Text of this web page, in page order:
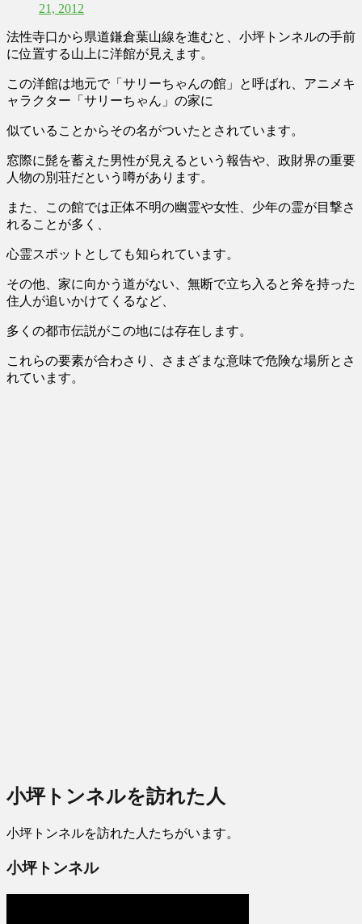
21, 2012
法性寺口から県道鎌倉葉山線を進むと、小坪トンネルの手前
に位置する山上に洋館が見えます。
この洋館は地元で「サリーちゃんの館」
と呼ばれ、アニメキ
ャラクター「サリーちゃん」の家に
似ていることからその名がついたとされています。
窓際に髭を蓄えた男性が見えるという報告や、政財界の重要
人物の別荘だという噂があります。
また、この館では正体不明の幽霊や女性、少年の霊が目撃さ
れる ことが多く、
心霊スポットとしても知られています。
その他、 家に向かう道がない、無断で立ち入ると斧を持った
住人が追いかけてくるなど、
多くの都市伝説がこの地には存在します。
これらの要素が合わさり、さまざまな意味で危険な場所とさ
れています。
小坪トンネルを訪れた人
小坪トンネルを訪れた人たちがいます。
小坪トンネル